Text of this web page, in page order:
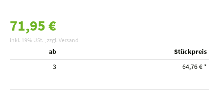
71,95 €
inkl. 19% USt. , zzgl. Versand
ab
Stückpreis
3
64,76 € *